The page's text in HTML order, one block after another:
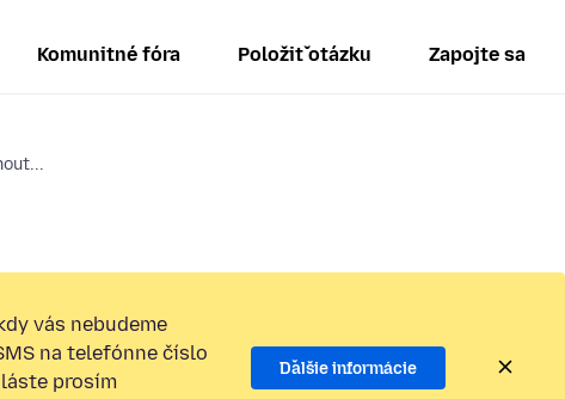
Komunitné fóra Položiť otázku Zapojte sa
vás nebudeme
na telefónne číslo
prosím
Ďalšie informácie